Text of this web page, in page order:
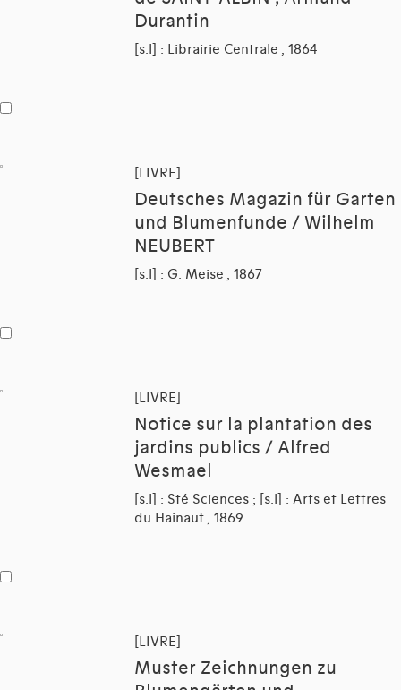
Durantin
[s.l] : Librairie Centrale , 1864
[LIVRE]
Deutsches Magazin für Garten
und Blumenfunde / Wilhelm
NEUBERT
[s.l] : G. Meise , 1867
[LIVRE]
Notice sur la plantation des
jardins publics / Alfred
Wesmael
[s.l] : Sté Sciences ; [s.l] : Arts et Lettres
du Hainaut , 1869
[LIVRE]
Muster Zeichnungen zu